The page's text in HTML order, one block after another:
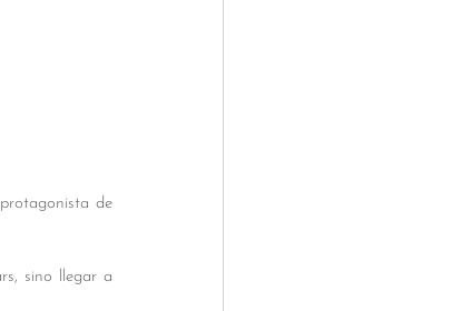
de
sino llegar a